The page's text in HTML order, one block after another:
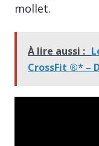
mollet.
À lire aussi :
CrossFit ®* –